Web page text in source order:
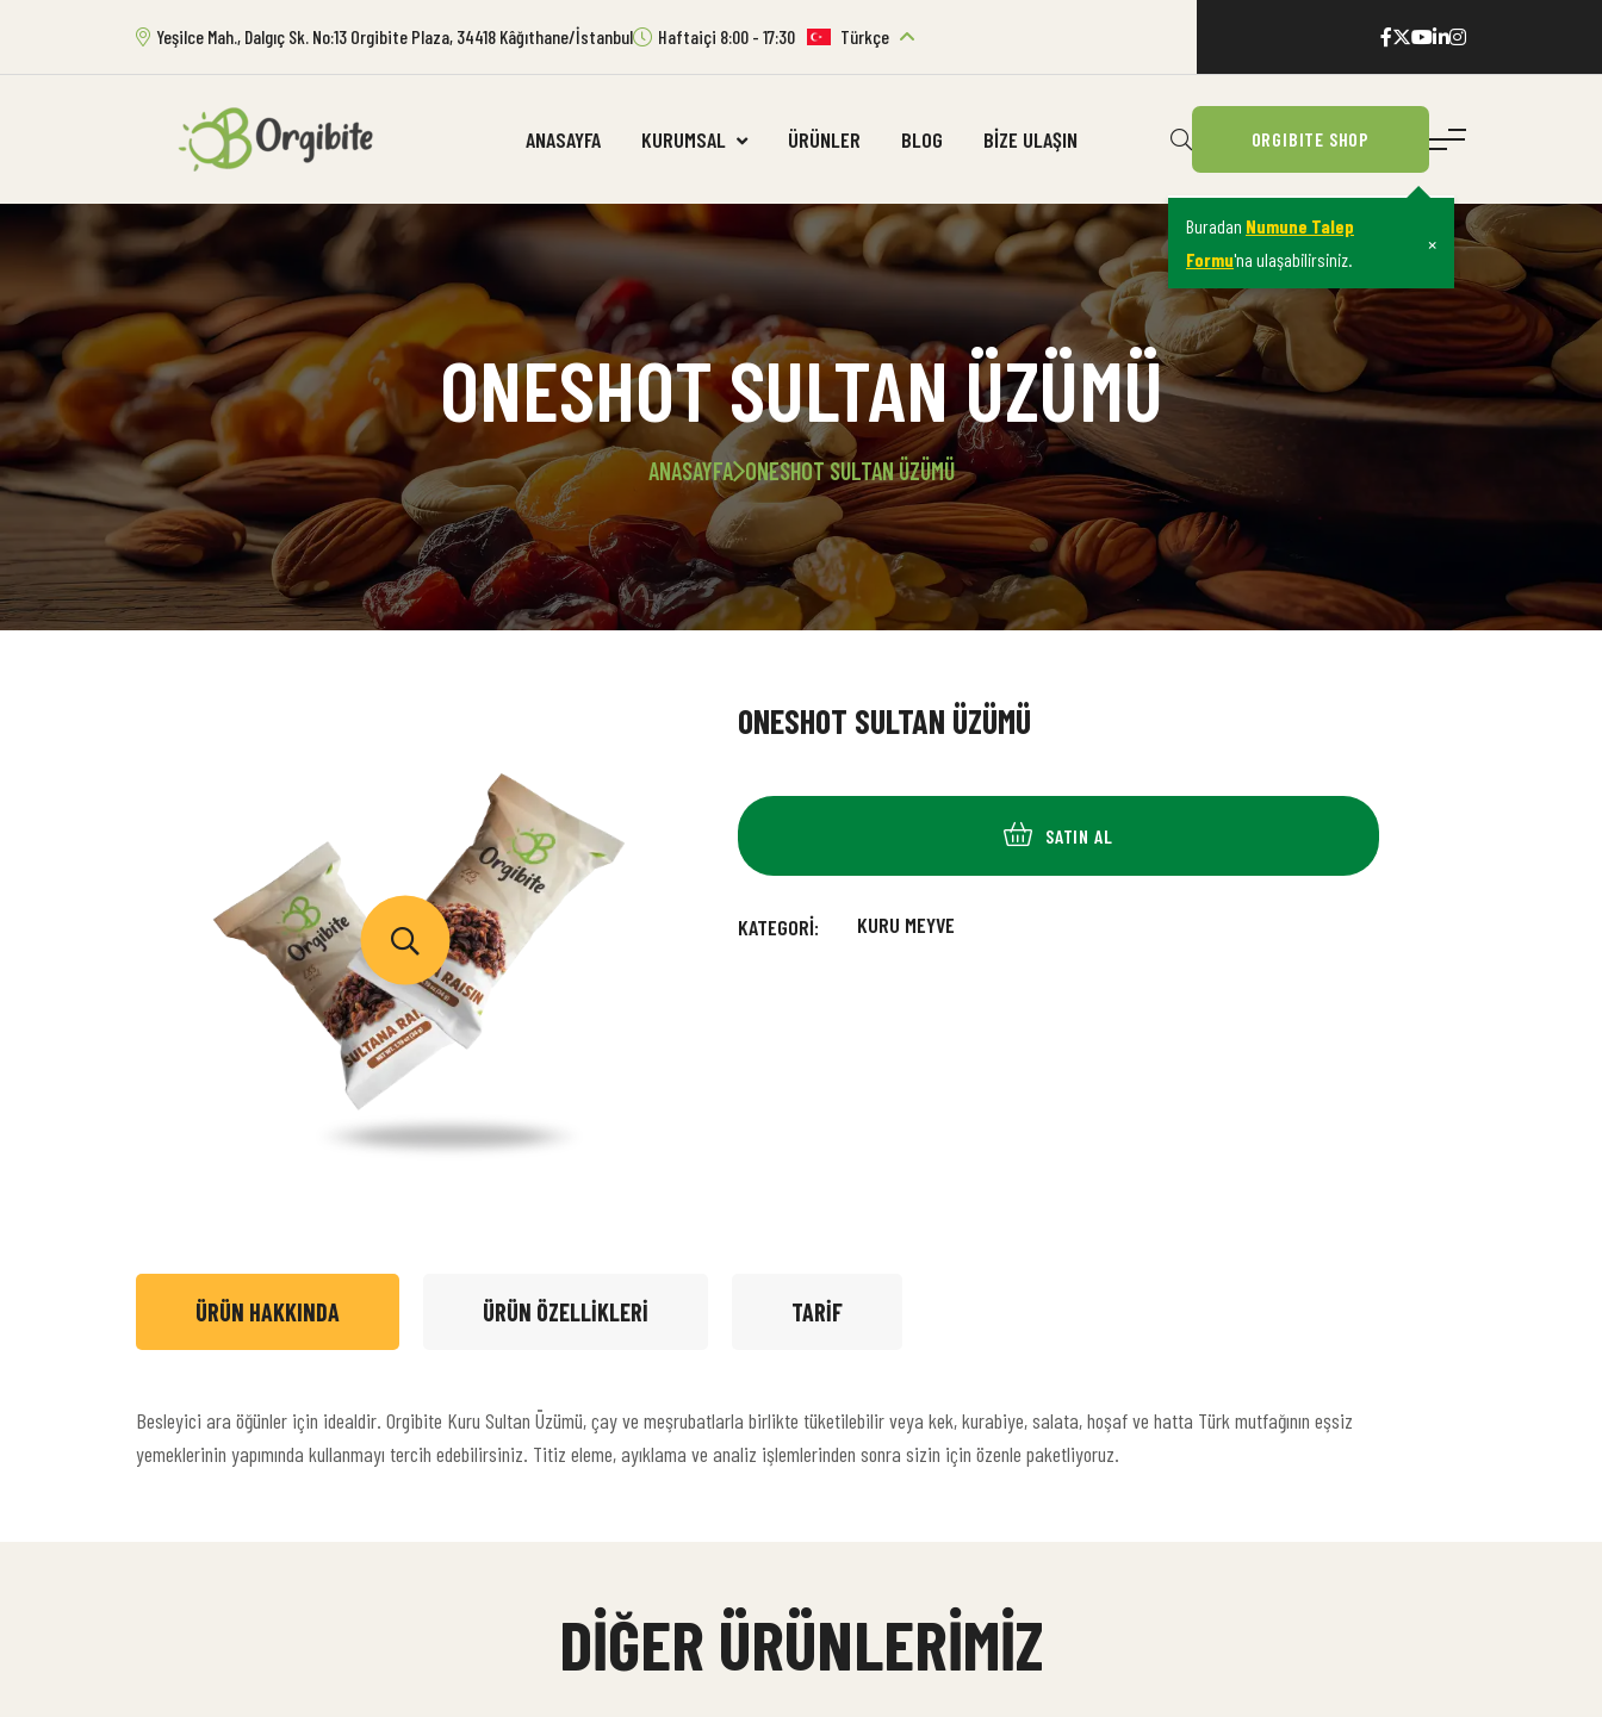
Yeşilce Mah., Dalgıç Sk. No:13 Orgibite Plaza, 34418 Kâğıthane/İstanbul Haftaiçi 8:00 - 17:30 Türkçe
ANASAYFA KURUMSAL ÜRÜNLER BLOG BIZE ULAŞIN ORGIBITE SHOP
Buradan Numune Talep
Formu'na ulaşabilirsiniz.
×
ONESHOT SULTAN ÜZÜMÜ
ANASAYFA ONESHOT SULTAN ÜZÜMÜ
ONESHOT SULTAN ÜZÜMÜ
SATIN AL
KATEGORI: KURU MEYVE
ÜRÜN HAKKINDA ÜRÜN ÖZELLIKLERI TARIF
Besleyici ara öğünler için idealdir. Orgibite Kuru Sultan Üzümü, çay ve meşrubatlarla birlikte tüketilebilir veya kek, kurabiye, salata, hoşaf ve hatta Türk mutfağının eşsiz
yemeklerinin yapımında kullanmayı tercih edebilirsiniz. Titiz eleme, ayıklama ve analiz işlemlerinden sonra sizin için özenle paketliyoruz.
DIĞER ÜRÜNLERIMIZ